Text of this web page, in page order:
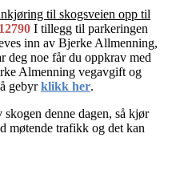
til skogsveien opp til
I tillegg til parkeringen
inn av Bjerke Allmenning,
deg noe får du oppkrav med
Almenning vegavgift og
gebyr klikk her.
denne dagen, så kjør
møtende trafikk og det kan